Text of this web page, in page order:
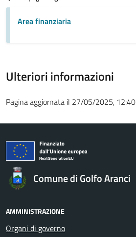
Area finanziaria
Ulteriori informazioni
Pagina aggiornata il 27/05/2025, 12:40
Comune di Golfo Aranci
AMMINISTRAZIONE
Organi di governo